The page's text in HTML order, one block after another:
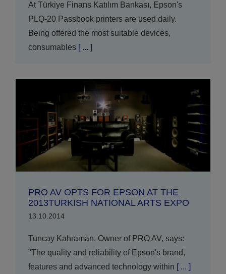
At Türkiye Finans Katılım Bankası, Epson's
PLQ-20 Passbook printers are used daily.
Being offered the most suitable devices,
consumables[ ... ]
PRO AV OPTS FOR EPSON AT THE
2013TURKISH NATIONAL ARTS EXPO
13.10.2014
Tuncay Kahraman, Owner of PRO AV, says:
"The quality and reliability of Epson's brand,
features and advanced technology within [ ... ]